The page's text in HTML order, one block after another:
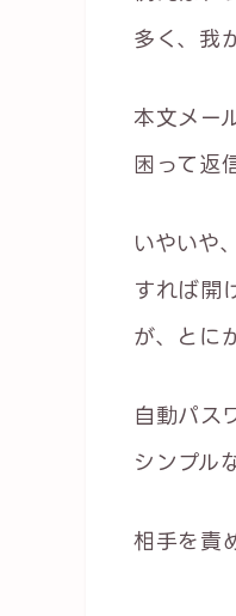
多く、我
本文メー
困って返
いやいや
すれば開
が、とに
自動パス
シンプル
相手を責